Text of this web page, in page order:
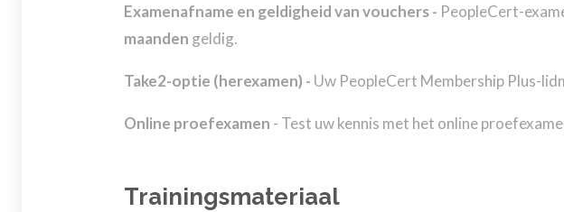
Examenafname en geldigheid van vouchers - PeopleCert-
maanden geldig.
Take2-optie (herexamen) - Uw PeopleCert Membership Plus-
Online proefexamen - Test uw kennis met het online
Trainingsmateriaal